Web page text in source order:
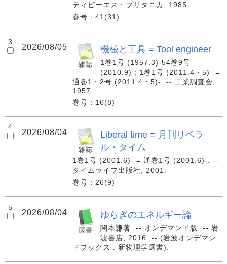
ティビーエス・ブリタニカ, 1985.
巻号：41(31)
3
2026/08/05 機械と工具 = Tool engineer
1巻1号 (1957.3)-54巻9号
(2010.9) ; 1巻1号 (2011.4・5)- =
通巻1・2号 (2011.4・5)-. -- 工業調査会,
1957.
巻号：16(8)
4
2026/08/04
Liberal time = 月刊リベラ
ル・タイム
1巻1号 (2001.6)- = 通巻1号 (2001.6)-. --
タイムライフ出版社, 2001.
巻号：26(9)
5
2026/08/04 ゆらぎのエネルギー論
関本謙著. -- オンデマンド版. -- 岩
波書店, 2016. -- (岩波オンデマン
ドブックス . 新物理学選書).